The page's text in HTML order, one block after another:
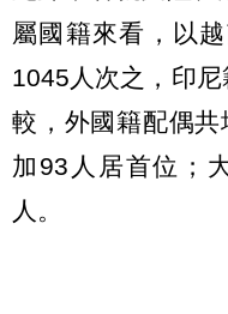
屬國籍來看，以
1045人次之，印
較，外國籍配偶
加93人居首位；
人。